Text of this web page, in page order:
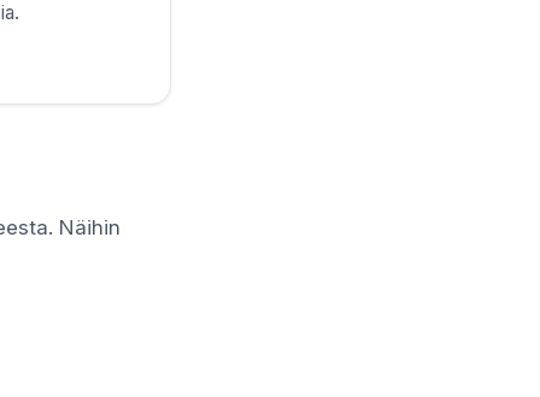
Näihin